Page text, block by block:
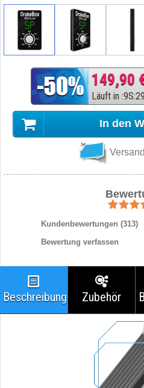
149,90
Läuft in :9S:29
In den
Kundenbewertungen (313)
Bewertung verfassen
Beschreibung Zubehör